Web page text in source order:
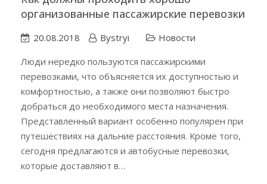
организованные пассажирские перевозки
20.08.2018 Bystryi
Новости
Люди нередко пользуются пассажирскими
перевозками, что объясняется их доступностью и
комфортностью, а также они позволяют быстро
добраться до необходимого места назначения.
Представленный вариант особенно популярен при
путешествиях на дальние расстояния. Кроме того,
сегодня предлагаются и автобусные перевозки,
которые доставляют в…